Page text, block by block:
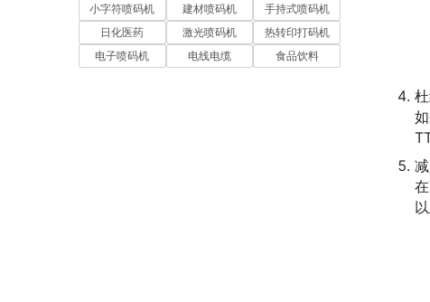
小字符喷码机
建材喷码机
手持式喷码机
日化医药
激光喷码机
热转印打码机
电子喷码机
电线电缆 食品饮料